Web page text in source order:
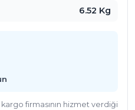
6.52 Kg
firmasının hizmet verdiği